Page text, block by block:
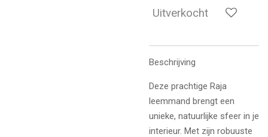
Uitverkocht
Beschrijving
Deze prachtige Raja
leemmand brengt een
unieke, natuurlijke sfeer in je
interieur. Met zijn robuuste